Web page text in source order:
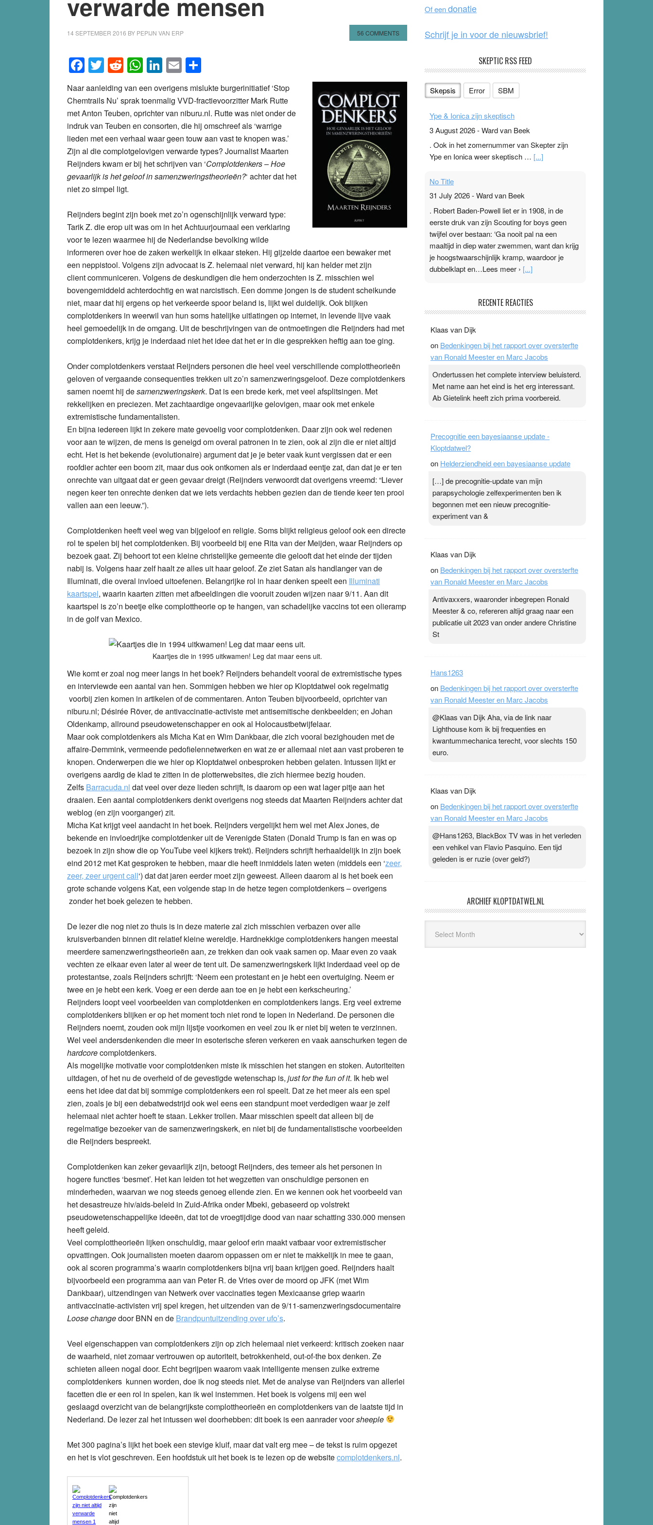
14 SEPTEMBER 2016 BY PEPIJN VAN ERP 56 COMMENTS
Facebook
Twitter
Reddit
WhatsApp
LinkedIn
Email
Naar aanleiding van een overigens mislukte burgerinitiatief ‘Stop
Chemtrails Nu’ sprak toenmalig VVD-fractievoorzitter Mark Rutte
met Anton Teuben, oprichter van niburu.nl. Rutte was niet onder de
indruk van Teuben en consorten, die hij omschreef als ‘warrige
lieden met een verhaal waar geen touw aan vast te knopen was.’
Zijn al die complotgelovigen verwarde types? Journalist Maarten
Reijnders kwam er bij het schrijven van ‘Complotdenkers – Hoe
gevaarlijk is het geloof in samenzweringstheorieën?‘ achter dat het
niet zo simpel ligt.
Reijnders begint zijn boek met zo’n ogenschijnlijk verward type:
Tarik Z. die erop uit was om in het Achtuurjournaal een verklaring
voor te lezen waarmee hij de Nederlandse bevolking wilde
informeren over hoe de zaken werkelijk in elkaar steken. Hij gijzelde daartoe een bewaker met
een neppistool. Volgens zijn advocaat is Z. helemaal niet verward, hij kan helder met zijn
client communiceren. Volgens de deskundigen die hem onderzochten is Z. misschien wel
bovengemiddeld achterdochtig en wat narcistisch. Een domme jongen is de student scheikunde
niet, maar dat hij ergens op het verkeerde spoor beland is, lijkt wel duidelijk. Ook blijken
complotdenkers in weerwil van hun soms hatelijke uitlatingen op internet, in levende lijve vaak
heel gemoedelijk in de omgang. Uit de beschrijvingen van de ontmoetingen die Reijnders had met
complotdenkers, krijg je inderdaad niet het idee dat het er in die gesprekken heftig aan toe ging.
Onder complotdenkers verstaat Reijnders personen die heel veel verschillende complottheorieën
geloven of vergaande consequenties trekken uit zo’n samenzweringsgeloof. Deze complotdenkers
samen noemt hij desamenzweringskerk. Dat is een brede kerk, met veel afsplitsingen. Met
rekkelijken en preciezen. Met zachtaardige ongevaarlijke gelovigen, maar ook met enkele
extremistische fundamentalisten.
En bijna iedereen lijkt in zekere mate gevoelig voor complotdenken. Daar zijn ook wel redenen
voor aan te wijzen, de mens is geneigd om overal patronen in te zien, ook al zijn die er niet altijd
echt. Het is het bekende (evolutionaire) argument dat je je beter vaak kunt vergissen dat er een
roofdier achter een boom zit, maar dus ook ontkomen als er inderdaad eentje zat, dan dat je er ten
onrechte van uitgaat dat er geen gevaar dreigt (Reijnders verwoordt dat overigens vreemd: “Liever
negen keer ten onrechte denken dat we iets verdachts hebben gezien dan de tiende keer ten prooi
vallen aan een leeuw.”).
Complotdenken heeft veel weg van bijgeloof en religie. Soms blijkt religieus geloof ook een directe
rol te spelen bij het complotdenken. Bij voorbeeld bij ene Rita van der Meijden, waar Reijnders op
bezoek gaat. Zij behoort tot een kleine christelijke gemeente die gelooft dat het einde der tijden
nabij is. Volgens haar zelf haalt ze alles uit haar geloof. Ze ziet Satan als handlanger van de
Illuminati, die overal invloed uitoefenen. Belangrijke rol in haar denken speelt een Illuminati
kaartspel, waarin kaarten zitten met afbeeldingen die vooruit zouden wijzen naar 9/11. Aan dit
kaartspel is zo’n beetje elke complottheorie op te hangen, van schadelijke vaccins tot een olieramp
in de golf van Mexico.
Kaartjes die in 1995 uitkwamen! Leg dat maar eens uit.
Wie komt er zoal nog meer langs in het boek? Reijnders behandelt vooral de extremistische types
en interviewde een aantal van hen. Sommigen hebben we hier op Kloptdatwel ook regelmatig
voorbij zien komen in artikelen of de commentaren. Anton Teuben bijvoorbeeld, oprichter van
niburu.nl; Désirée Röver, de antivaccinatie-activiste met antisemitische denkbeelden; en Johan
Oldenkamp, allround pseudowetenschapper en ook al Holocaustbetwijfelaar.
Maar ook complotdenkers als Micha Kat en Wim Dankbaar, die zich vooral bezighouden met de
affaire-Demmink, vermeende pedofielennetwerken en wat ze er allemaal niet aan vast proberen te
knopen. Onderwerpen die we hier op Kloptdatwel onbesproken hebben gelaten. Intussen lijkt er
overigens aardig de klad te zitten in de plotterwebsites, die zich hiermee bezig houden.
Zelfs Barracuda.nl dat veel over deze lieden schrijft, is daarom op een wat lager pitje aan het
draaien. Een aantal complotdenkers denkt overigens nog steeds dat Maarten Reijnders achter dat
weblog (en zijn voorganger) zit.
Micha Kat krijgt veel aandacht in het boek. Reijnders vergelijkt hem wel met Alex Jones, de
bekende en invloedrijke complotdenker uit de Verenigde Staten (Donald Trump is fan en was op
bezoek in zijn show die op YouTube veel kijkers trekt). Reijnders schrijft herhaaldelijk in zijn boek
eind 2012 met Kat gesproken te hebben, maar die heeft inmiddels laten weten (middels een ‘zeer,
zeer, zeer urgent call‘) dat dat jaren eerder moet zijn geweest. Alleen daarom al is het boek een
grote schande volgens Kat, een volgende stap in de hetze tegen complotdenkers – overigens
zonder het boek gelezen te hebben.
De lezer die nog niet zo thuis is in deze materie zal zich misschien verbazen over alle
kruisverbanden binnen dit relatief kleine wereldje. Hardnekkige complotdenkers hangen meestal
meerdere samenzweringstheorieën aan, ze trekken dan ook vaak samen op. Maar even zo vaak
vechten ze elkaar even later al weer de tent uit. De samenzweringskerk lijkt inderdaad veel op de
protestantse, zoals Reijnders schrijft: ‘Neem een protestant en je hebt een overtuiging. Neem er
twee en je hebt een kerk. Voeg er een derde aan toe en je hebt een kerkscheuring.’
Reijnders loopt veel voorbeelden van complotdenken en complotdenkers langs. Erg veel extreme
complotdenkers blijken er op het moment toch niet rond te lopen in Nederland. De personen die
Reijnders noemt, zouden ook mijn lijstje voorkomen en veel zou ik er niet bij weten te verzinnen.
Wel veel andersdenkenden die meer in esoterische sferen verkeren en vaak aanschurken tegen de
hardcorecomplotdenkers.
Als mogelijke motivatie voor complotdenken miste ik misschien het stangen en stoken. Autoriteiten
uitdagen, of het nu de overheid of de gevestigde wetenschap is, just for the fun of it. Ik heb wel
eens het idee dat dat bij sommige complotdenkers een rol speelt. Dat ze het meer als een spel
zien, zoals je bij een debatwedstrijd ook wel eens een standpunt moet verdedigen waar je zelf
helemaal niet achter hoeft te staan. Lekker trollen. Maar misschien speelt dat alleen bij de
regelmatige bezoeker van de samenzweringskerk, en niet bij de fundamentalistische voorbeelden
die Reijnders bespreekt.
Complotdenken kan zeker gevaarlijk zijn, betoogt Reijnders, des temeer als het personen in
hogere functies ‘besmet’. Het kan leiden tot het wegzetten van onschuldige personen en
minderheden, waarvan we nog steeds genoeg ellende zien. En we kennen ook het voorbeeld van
het desastreuze hiv/aids-beleid in Zuid-Afrika onder Mbeki, gebaseerd op volstrekt
pseudowetenschappelijke ideeën, dat tot de vroegtijdige dood van naar schatting 330.000 mensen
heeft geleid.
Veel complottheorieën lijken onschuldig, maar geloof erin maakt vatbaar voor extremistischer
opvattingen. Ook journalisten moeten daarom oppassen om er niet te makkelijk in mee te gaan,
ook al scoren programma’s waarin complotdenkers bijna vrij baan krijgen goed. Reijnders haalt
bijvoorbeeld een programma aan van Peter R. de Vries over de moord op JFK (met Wim
Dankbaar), uitzendingen van Netwerk over vaccinaties tegen Mexicaanse griep waarin
antivaccinatie-activisten vrij spel kregen, het uitzenden van de 9/11-samenzweringsdocumentaire
Loose changedoor BNN en de Brandpuntuitzending over ufo’s.
Veel eigenschappen van complotdenkers zijn op zich helemaal niet verkeerd: kritisch zoeken naar
de waarheid, niet zomaar vertrouwen op autoriteit, betrokkenheid, out-of-the box denken. Ze
schieten alleen nogal door. Echt begrijpen waarom vaak intelligente mensen zulke extreme
complotdenkers kunnen worden, doe ik nog steeds niet. Met de analyse van Reijnders van allerlei
facetten die er een rol in spelen, kan ik wel instemmen. Het boek is volgens mij een wel
geslaagd overzicht van de belangrijkste complottheorieën en complotdenkers van de laatste tijd in
Nederland. De lezer zal het intussen wel doorhebben: dit boek is een aanrader voorsheeple
Met 300 pagina’s lijkt het boek een stevige kluif, maar dat valt erg mee – de tekst is ruim opgezet
en het is vlot geschreven. Een hoofdstuk uit het boek is te lezen op de websitecomplotdenkers.nl.
k
Of eendonatie
Schrijf je in voor de nieuwsbrief!
SKEPTIC RSS FEED
Skepsis Error SBM
Ype & Ionica zijn skeptisch
3 August 2026-Ward van Beek
. Ook in het zomernummer van Skepter zijn
Ype en Ionica weer skeptisch … [...]
No Title
31 July 2026-Ward van Beek
. Robert Baden-Powell liet er in 1908, in de
eerste druk van zijn Scouting for boys geen
twijfel over bestaan: ‘Ga nooit pal na een
maaltijd in diep water zwemmen, want dan krijg
je hoogstwaarschijnlijk kramp, waardoor je
dubbelklapt en…Lees meer › [...]
Ward van Beek
topsporters. Ze hopen ermee hun hartslag te
verlagen terwijl ze meer zuurstof opnemen.
Daarop heeft zo’n pleister geen effect. Maar het
zijn. Door…Lees meer Pleisterplakkers in de
topspsort › [...]
RECENTE REACTIES
Klaas van Dijk
on Bedenkingen bij het rapport over oversterfte
van Ronald Meester en Marc Jacobs
Ondertussen het complete interview beluisterd.
Met name aan het eind is het erg interessant.
Ab Gietelink heeft zich prima voorbereid.
Precognitie een bayesiaanse update -
Kloptdatwel?
on Helderziendheid een bayesiaanse update
[…] de precognitie-update van mijn
parapsychologie zelfexperimenten ben ik
begonnen met een nieuw precognitie-
experiment van &
Klaas van Dijk
on Bedenkingen bij het rapport over oversterfte
van Ronald Meester en Marc Jacobs
Antivaxxers, waaronder inbegrepen Ronald
Meester & co, refereren altijd graag naar een
publicatie uit 2023 van onder andere Christine
St
Hans1263
on Bedenkingen bij het rapport over oversterfte
van Ronald Meester en Marc Jacobs
@Klaas van Dijk Aha, via de link naar
Lighthouse kom ik bij frequenties en
kwantummechanica terecht, voor slechts 150
euro.
Klaas van Dijk
on Bedenkingen bij het rapport over oversterfte
van Ronald Meester en Marc Jacobs
@Hans1263, BlackBox TV was in het verleden
een vehikel van Flavio Pasquino. Een tijd
geleden is er ruzie (over geld?)
ARCHIEF KLOPTDATWEL.NL
Kloptdatwel.nl